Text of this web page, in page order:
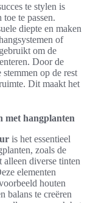
te stylen is
te passen.
diepte en maken
of
om de
Door de
op de rest
Dit maakt het
met hangplanten
is het essentieel
zoals de
diverse tinten
elementen
houten
balans te creëren